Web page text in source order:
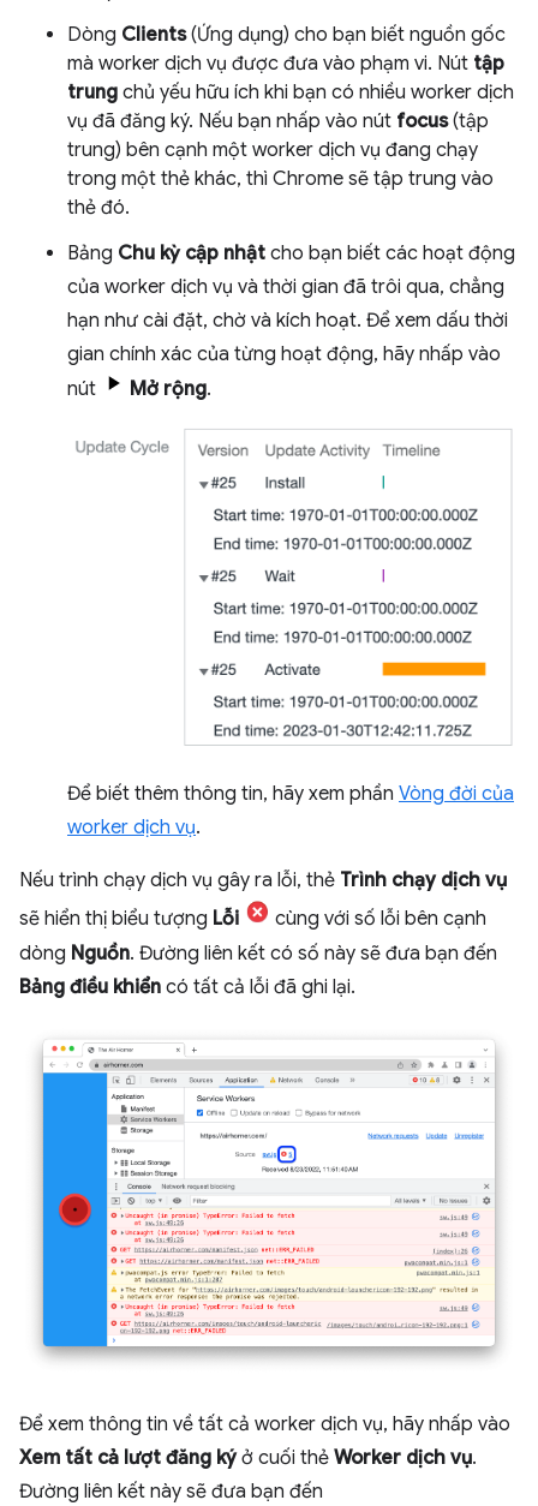
Dòng Clients(Ứng dụng) cho bạn biết nguồn gốc
mà worker dịch vụ được đưa vào phạm vi. Nút tập
trung chủ yếu hữu ích khi bạn có nhiều worker dịch
vụ đã đăng ký. Nếu bạn nhấp vào nút focus(tập
trung) bên cạnh một worker dịch vụ đang chạy
trong một thẻ khác, thì Chrome sẽ tập trung vào
thẻ đó.
Bảng Chu kỳ cập nhật cho bạn biết các hoạt động
của worker dịch vụ và thời gian đã trôi qua, chẳng
hạn như cài đặt, chờ và kích hoạt. Để xem dấu thời
gian chính xác của từng hoạt động, hãy nhấp vào
nút
Mở rộng.
Để biết thêm thông tin, hãy xem phần Vòng đời của
worker dịch vụ.
Nếu trình chạy dịch vụ gây ra lỗi, thẻ Trình chạy dịch vụ
sẽ hiển thị biểu tượng Lỗi
cùng với số lỗi bên cạnh
dòng Nguồn. Đường liên kết có số này sẽ đưa bạn đến
Bảng điều khiển có tất cả lỗi đã ghi lại.
Để xem thông tin về tất cả worker dịch vụ, hãy nhấp vào
Xem tất cả lượt đăng kýở cuối thẻ Worker dịch vụ.
Đường liên kết này sẽ đưa bạn đến